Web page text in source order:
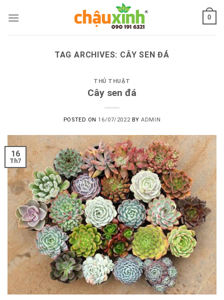
0
TAG ARCHIVES: CÂY SEN ĐÁ
THỦ THUẬT
Cây sen đá
POSTED ON 16/07/2022 BYADMIN
16
Th7